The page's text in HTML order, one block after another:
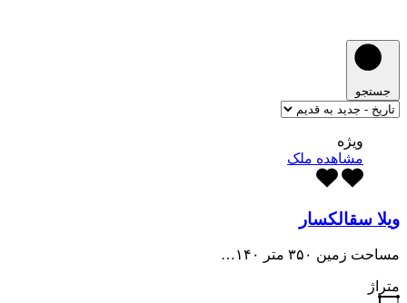
جستجو
ویژه
مشاهده ملک
ویلا سقالکسار
مساحت زمین ۳۵۰ متر ۱۴۰…
متراژ